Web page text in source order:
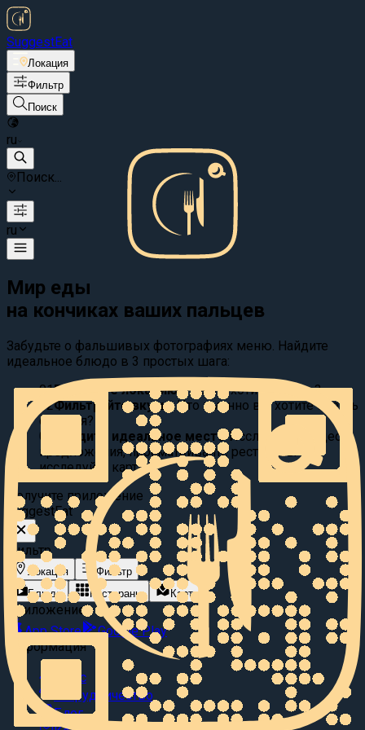
SuggestEat
Локация
Фильтр
Поиск
ru
Поиск...
ru
Мир еды
на кончиках ваших пальцев
Забудьте о фальшивых фотографиях меню. Найдите
идеальное блюдо в 3 простых шага:
01Выберите локацию:
Где вы хотите поесть?
02Фильтруйте вкусы: Что именно вы хотите съесть
сегодня?
03
Найдите идеальное место Исследуйте видео
предложения, просматривайте рестораны или
исследуйте карту.
Получите приложение
SuggestEat
Фильтр
Локация
Фильтр
Блюда
Рестораны Карта
Приложение
App Store
Google Play
Информация
О нас
Сотрудничество
Блог